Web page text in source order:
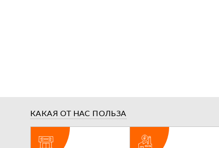
КАКАЯ ОТ НАС ПОЛЬЗА